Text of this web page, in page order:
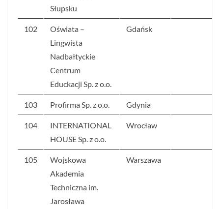
Słupsku
102
Oświata –
Lingwista
Nadbałtyckie
Centrum
Educkacji Sp. z o.o.
Gdańsk
103 Profirma Sp. z o.o. Gdynia
104
INTERNATIONAL
HOUSE Sp. z o.o.
Wrocław
105
Wojskowa
Akademia
Techniczna im.
Jarosława
Warszawa